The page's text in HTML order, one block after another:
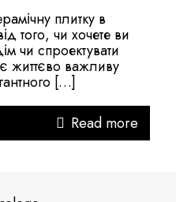
плитку в
того, чи хочете ви
чи спроектувати
життєво важливу
[…]
Read more